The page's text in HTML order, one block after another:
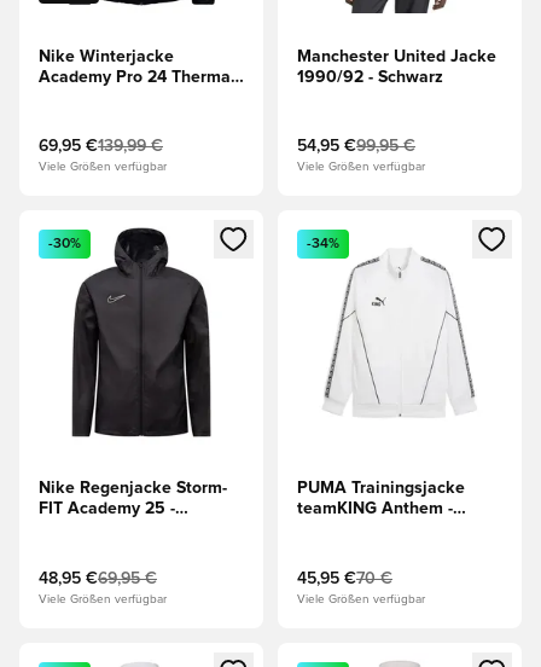
Nike Winterjacke
Academy Pro 24 Therma-
69,95 €139,99 €
Viele Größen verfügbar
Manchester United Jacke
1990/92 - Schwarz
54,95 €99,95 €
Viele Größen verfügbar
Öffnet ein neues Fenster zum Anmelden oder Registrieren
-30%
Nike Regenjacke Storm-
FIT Academy 25 -
48,95 €69,95 €
Viele Größen verfügbar
Öffnet ein neues Fenster
-34%
PUMA Trainingsjacke
teamKING Anthem -
45,95 €70 €
Viele Größen verfügbar